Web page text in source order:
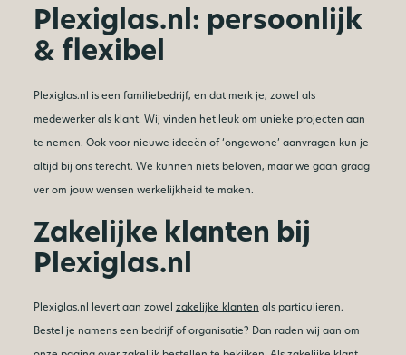
Plexiglas.nl: persoonlijk
& flexibel
Plexiglas.nl is een familiebedrijf, en dat merk je, zowel als
medewerker als klant. Wij vinden het leuk om unieke projecten aan
te nemen. Ook voor nieuwe ideeën of ‘ongewone’ aanvragen kun je
altijd bij ons terecht. We kunnen niets beloven, maar we gaan graag
ver om jouw wensen werkelijkheid te maken.
Zakelijke klanten bij
Plexiglas.nl
Plexiglas.nl levert aan zowel zakelijke klanten als particulieren.
Bestel je namens een bedrijf of organisatie? Dan raden wij aan om